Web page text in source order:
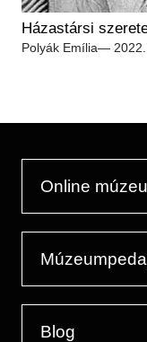
Régészet
Tagintézmények
Felnőttképzés
Képcsarnok
Történeti Fényképtár
Központi Könyvtár
Házastársi
Polyák Emília— 2022.
Online
Blog